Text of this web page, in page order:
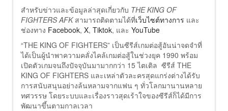
สำหรับข่าวและข้อมูลล่าสุดเกี่ยวกับ THE KING OF
FIGHTERS AFKสามารถติดตามได้ที่เว็บไซต์ทางการ และ
ช่องทาง Facebook, X, Tiktok, และ YouTube
“THE KING OF FIGHTERS” เป็นซีรีส์เกมต่อสู้อันน่าจดจำที่
ได้เป็นผู้นำพาความคลั่งไคล้เกมต่อสู้ในช่วงยุค 1990 พร้อม
เปิดตัวเกมจนถึงปัจจุบันมามากกว่า 15 ไตเติล ซีรีส์ THE
KING OF FIGHTERS และเหล่าตัวละครสุดแกร่งต่างได้รับ
การสนับสนุนอย่างล้นหลามจากแฟน ๆ ทั่วโลกมานานหลาย
ทศวรรษ โดยระบบและเรื่องราวสุดเร้าใจของซีรีส์ก็ได้มีการ
พัฒนาขึ้นตามกาลเวลา